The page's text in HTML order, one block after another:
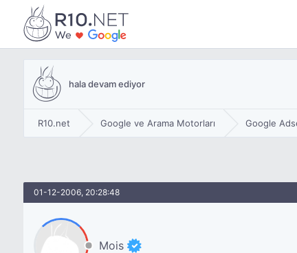
hala devam ediyor
R10.net Google ve Arama Motorları Google
01-12-2006, 20:28:48
Mois